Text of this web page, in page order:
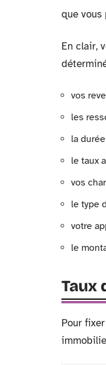
que vous
En clair,
vos
les
la
le taux
vos
le type
votre
le
Taux
Pour